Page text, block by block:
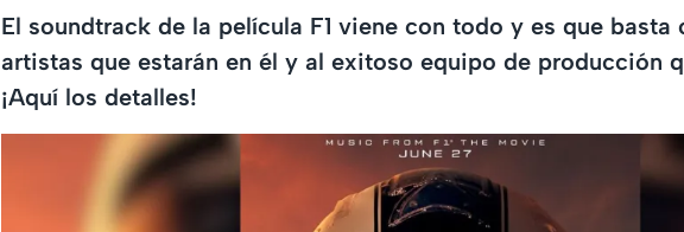
El soundtrack de la película F1 viene con todo y es que basta
artistas que estarán en él y al exitoso equipo de producción
¡Aquí los detalles!